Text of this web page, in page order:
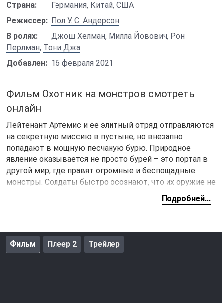
Страна: Германия, Китай,США
Режиссер: Пол У. С. Андерсон
В ролях:
Джош Хелман, Милла Йовович, Рон
Перлман, Тони Джа
Добавлен: 16 февраля 2021
Фильм Охотник на монстров смотреть
онлайн
Лейтенант Артемис и ее элитный отряд отправляются
на секретную миссию в пустыне, но внезапно
попадают в мощную песчаную бурю. Природное
явление оказывается не просто бурей – это портал в
другой мир, где правят огромные и беспощадные
монстры. Солдаты быстро осознают, что их оружие не
способно противостоять этим чудовищам, и один за
другим они погибают в неравной схватке. Артемис
Ища способ выжить, она встречает загадочного
Подробней...
Фильм Плеер 2 Трейлер